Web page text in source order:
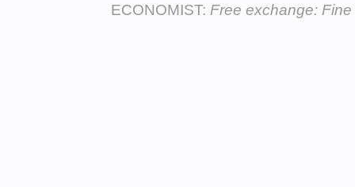
ECONOMIST: Free exchange: